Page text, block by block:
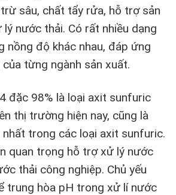
sâu, chất tẩy rửa, hỗ trợ sản
nước thải. Có rất nhiều dạng
nồng độ khác nhau, đáp ứng
từng ngành sản xuất.
đặc 98% là loại axit sunfuric
thị trường hiện nay, cũng là
trong các loại axit sunfuric.
quan trọng hỗ trợ xử lý nước
thải công nghiệp. Chủ yếu
trung hòa pH trong xử lí nước